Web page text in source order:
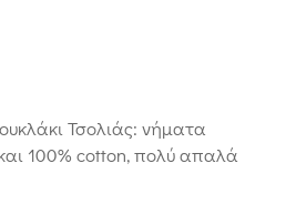
Τσολιάς: νήματα
100% cotton, πολύ απαλά